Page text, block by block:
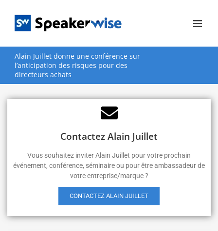
contenu
Alain Juillet donne une conférence sur
l’anticipation des risques pour des
directeurs achats
Contactez Alain Juillet
Vous souhaitez inviter Alain Juillet pour votre prochain
événement, conférence, séminaire ou pour être ambassadeur de
votre entreprise/marque ?
CONTACTEZ ALAIN JUILLET